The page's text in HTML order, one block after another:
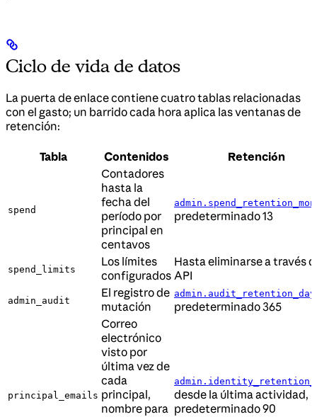
Ciclo de vida de datos
La puerta de enlace contiene cuatro tablas relacionadas
con el gasto; un barrido cada hora aplica las ventanas de
retención:
Tabla Contenidos Retención
spend
Contadores
hasta la
fecha del
período por
principal en
centavos
predeterminado 13
spend_limits
Los límites
configurados
Hasta eliminarse a través
API
admin_audit
El registro de
mutación
predeterminado 365
principal_emails
Correo
electrónico
visto por
última vez de
cada
principal,
nombre para
desde la última actividad,
predeterminado 90